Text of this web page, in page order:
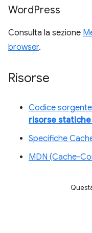
WordPress
Consulta la sezione
browser.
Risorse
Codice
risorse
Specifiche
MDN (Cache-